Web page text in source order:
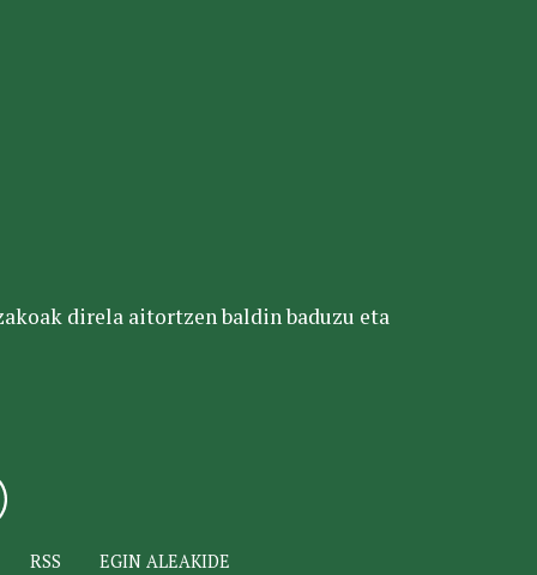
direla aitortzen baldin baduzu eta
RSS EGIN ALEAKIDE